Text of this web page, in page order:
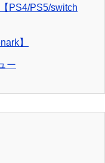
PS4/PS5/switch
】
ー